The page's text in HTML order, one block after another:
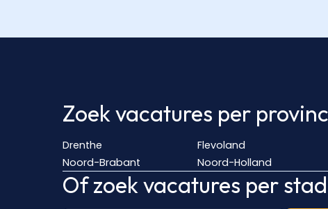
Zoek vacatures per
Drenthe Flevoland
Noord-Brabant
Noord-Holland
Of zoek vacatures per